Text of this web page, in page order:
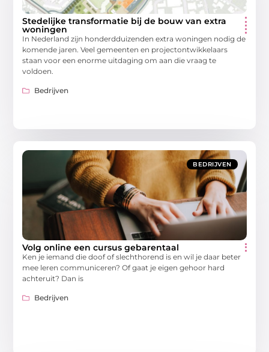
Stedelijke transformatie bij de bouw van extra
woningen
In Nederland zijn honderdduizenden extra woningen nodig de
komende jaren. Veel gemeenten en projectontwikkelaars
staan voor een enorme uitdaging om aan die vraag te
voldoen.
Bedrijven
BEDRIJVEN
Volg online een cursus gebarentaal
Ken je iemand die doof of slechthorend is en wil je daar beter
mee leren communiceren? Of gaat je eigen gehoor hard
achteruit? Dan is
Bedrijven